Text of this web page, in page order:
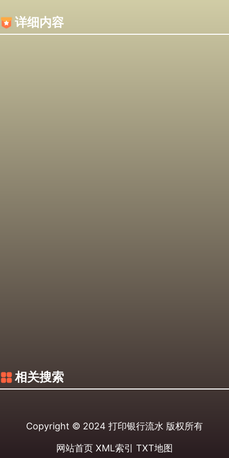
详细内容
相关搜索
Copyright © 2024 打印银行流水 版权所有
网站首页 XML索引 TXT地图